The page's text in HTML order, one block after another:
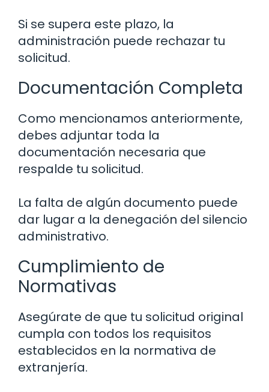
Si se supera este plazo, la
administración puede rechazar tu
solicitud.
Documentación Completa
Como mencionamos anteriormente,
debes adjuntar toda la
documentación necesaria que
respalde tu solicitud.
La falta de algún documento puede
dar lugar a la denegación del silencio
administrativo.
Cumplimiento de
Normativas
Asegúrate de que tu solicitud original
cumpla con todos los requisitos
establecidos en la normativa de
extranjería.